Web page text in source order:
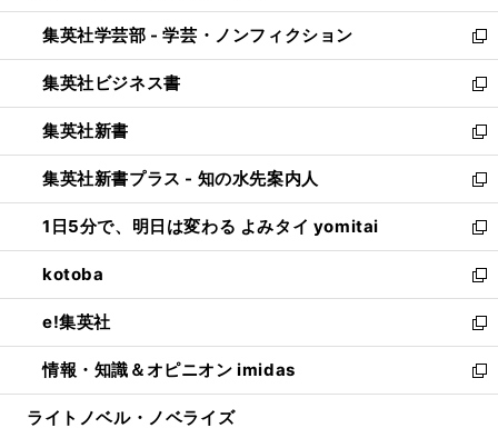
開
く
ウ
で
開
く
ン
ド
ウ
で
開
く
ウ
ィ
ン
ド
ウ
で
開
く
集英社学芸部 - 学芸・ノンフィクション
新
し
い
ウ
ィ
ン
ド
ウ
で
開
く
集英社ビジネス書
新
し
い
ウ
ィ
ン
ド
ウ
で
開
く
集英社新書
新
し
い
ウ
ィ
ン
ド
ウ
で
開
く
集英社新書プラス - 知の水先案内人
新
し
い
ウ
ィ
ン
ド
ウ
で
開
1日5分で、明日は変わる よみタイ yomitai
新
し
い
ウ
ィ
ン
ド
ウ
kotoba
新
し
い
ウ
ィ
ン
e!集英社
新
し
い
ウ
情報・知識＆オピニオン imidas
新
し
ライトノベル・ノベライズ